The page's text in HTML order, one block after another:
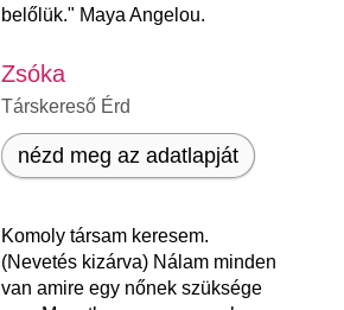
belőlük." Maya Angelou.
Zsóka
Társkereső Érd
nézd meg az adatlapját
Komoly társam keresem.
(Nevetés kizárva) Nálam minden
van amire egy nőnek szüksége